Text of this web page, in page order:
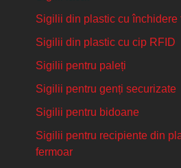
Sigilii din plastic cu închidere
Sigilii din plastic cu cip RFID
Sigilii pentru paleți
Sigilii pentru genți securizate
Sigilii pentru bidoane
Sigilii pentru recipiente din
fermoar